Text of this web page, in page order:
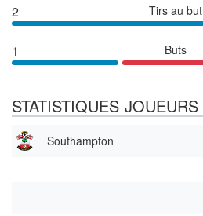
2 Tirs au but
1 Buts
STATISTIQUES JOUEURS
Southampton